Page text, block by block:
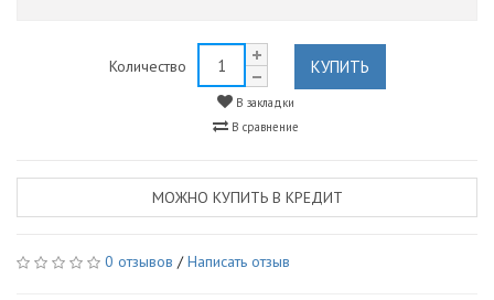
Количество КУПИТЬ
В закладки
В сравнение
МОЖНО КУПИТЬ В КРЕДИТ
0 отзывов /Написать отзыв